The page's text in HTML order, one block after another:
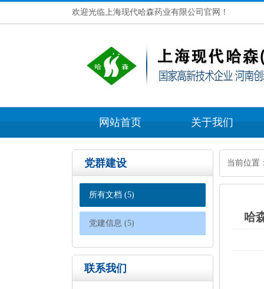
欢迎光临上海现代哈森药业有限公司官网！
网站首页 关于我们
党群建设
所有文档(5)
党建信息(5)
联系我们
当前位置
哈